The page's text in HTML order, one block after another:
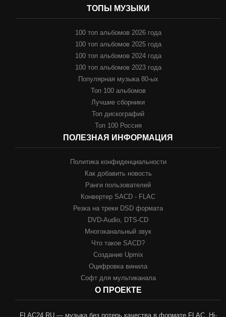
ТОПЫ МУЗЫКИ
100 топ альбомов 2026 года
100 топ альбомов 2025 года
100 топ альбомов 2024 года
100 топ альбомов 2023 года
Популярная музыка 80-ых
Топ 100 альбомов
Лучшие сборники
Топ дискографий
Топ 100 Россия
ПОЛЕЗНАЯ ИНФОРМАЦИЯ
Политика конфиденциальности
Как добавить новость
Ранги пользователей
Конвертер SACD - FLAC
Резка на треки DSD формата
DVD-Audio, DTS-CD
Многоканальный звук
Что такое SACD?
Создание Upmix
Оцифровка винила
Софт для мультиканала
О ПРОЕКТЕ
FLAC24.RU — музыка без потерь качества в формате FLAC, Hi-